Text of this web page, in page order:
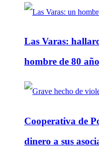
Las Varas:
hombre de 80
Cooperativa de
dinero a sus